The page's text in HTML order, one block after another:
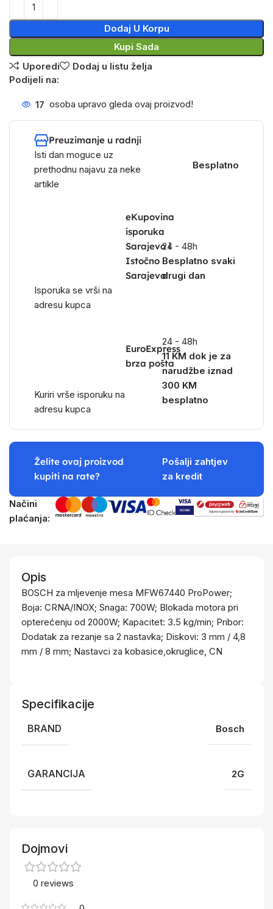
Dodaj U Korpu
Kupi Sada
Uporedi
Dodaj u listu želja
Podijeli na:
17 osoba upravo gleda ovaj proizvod!
Preuzimanje u radnji
Isti dan moguce uz
prethodnu najavu za neke
artikle
Besplatno
eKupovina
isporuka
Sarajevo i
Istočno
Sarajevo
Isporuka se vrši na
adresu kupca
24 - 48h
Besplatno svaki
drugi dan
EuroExpress
brza pošta
Kuriri vrše isporuku na
adresu kupca
24 - 48h
11 KM dok je za
narudžbe iznad
300 KM
besplatno
Želite ovaj proizvod
kupiti na rate?
Pošalji zahtjev
za kredit
Načini
plaćanja:
Opis
BOSCH za mljevenje mesa MFW67440 ProPower;
Boja: CRNA/INOX; Snaga: 700W; Blokada motora pri
opterećenju od 2000W; Kapacitet: 3.5 kg/min; Pribor:
Dodatak za rezanje sa 2 nastavka; Diskovi: 3 mm / 4,8
mm / 8 mm; Nastavci za kobasice,okruglice, CN
Specifikacije
BRAND Bosch
GARANCIJA 2G
Dojmovi
0 reviews